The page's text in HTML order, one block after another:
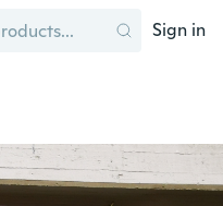
Sign in